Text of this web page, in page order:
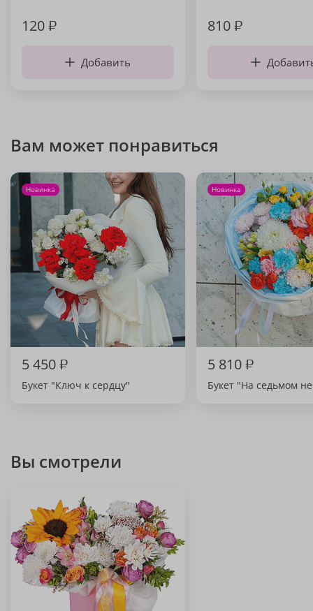
120₽
Добавить
810₽
Вам может понравиться
Новинка
5 450₽
Букет "Ключ к сердцу"
Новинка
5 810₽
Букет "На седьмом
Вы смотрели